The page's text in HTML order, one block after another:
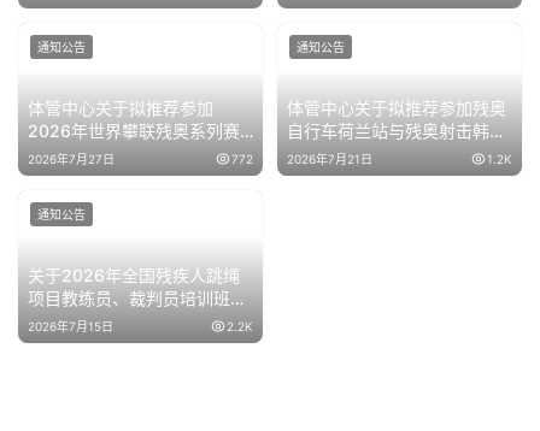
体管中心关于拟推荐参加
2026年世界攀联残奥系列赛
韩国站运动员名单公示的通知
2026年7月27日 772
通知公告
体管中心关于拟推荐参加残奥
自行车荷兰站与残奥射击韩国
站运动员名单公示的通知
2026年7月21日 1.2K
通知公告
关于2026年全国残疾人跳绳
项目教练员、裁判员培训班的
补充通知
2026年7月15日 2.2K
通知公告